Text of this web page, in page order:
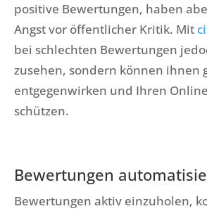
positive Bewertungen, haben
Angst vor öffentlicher Kritik. Mit
bei schlechten Bewertungen
zusehen, sondern können ihnen
entgegenwirken und Ihren
schützen.
Bewertungen
Bewertungen aktiv einzuholen,